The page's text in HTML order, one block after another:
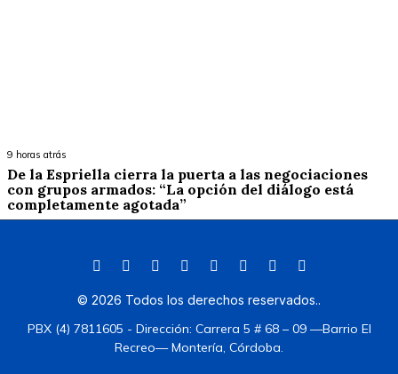
9 horas atrás
De la Espriella cierra la puerta a las negociaciones
con grupos armados: “La opción del diálogo está
completamente agotada”
© 2026 Todos los derechos reservados..
PBX (4) 7811605 - Dirección: Carrera 5 # 68 – 09 —Barrio El
Recreo— Montería, Córdoba.